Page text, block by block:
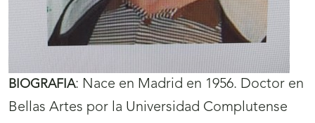
BIOGRAFIA: Nace en Madrid en 1956. Doctor en
Bellas Artes por la Universidad Complutense